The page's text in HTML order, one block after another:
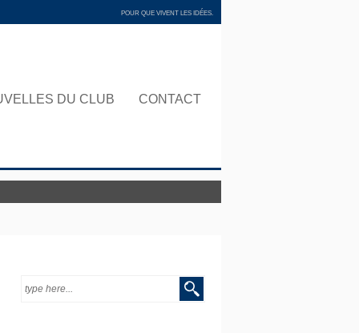
POUR QUE VIVENT LES IDÉES.
DU CLUB CONTACT
2026 à 20h